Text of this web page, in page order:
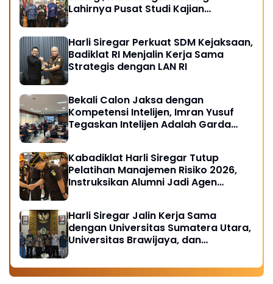
Lahirnya Pusat Studi Kajian
Harli Siregar Perkuat SDM Kejaksaan,
Badiklat RI Menjalin Kerja Sama
Strategis dengan LAN RI
Bekali Calon Jaksa dengan
Kompetensi Intelijen, Imran Yusuf
Tegaskan Intelijen Adalah Garda
Kabadiklat Harli Siregar Tutup
Pelatihan Manajemen Risiko 2026,
Instruksikan Alumni Jadi Agen
Harli Siregar Jalin Kerja Sama
dengan Universitas Sumatera Utara,
Universitas Brawijaya, dan
Peluang Pegawai Kejaksaan RI
Tempuh Pendidikan Doktor (S3)